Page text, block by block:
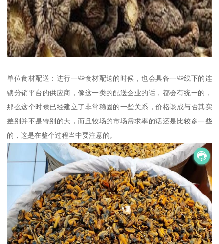
单位食材配送：进行一些食材配送的时候，也会具备一些线下的连
锁分销平台的供应商，像这一类的配送企业的话，都会有统一的，
那么这个时候已经建立了非常稳固的一些关系，价格谈成与否其实
差别并不是特别的大，而且牧场的市场需求率的话还是比较多一些
的，这是在整个过程当中要注意的。